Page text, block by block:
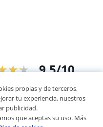
9,5/10
de alumnos
particulares
propias y de terceros,
tu experiencia, nuestros
publicidad.
que aceptas su uso. Más